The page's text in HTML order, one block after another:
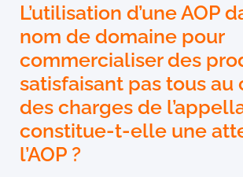
L’utilisation d’une AOP
nom de domaine pour
commercialiser des
satisfaisant pas tous au
des charges de
constitue-t-elle une
l’AOP ?